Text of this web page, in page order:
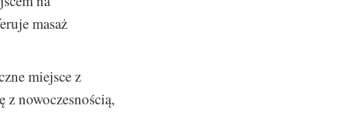
masaż
miejsce z
nowoczesnością,